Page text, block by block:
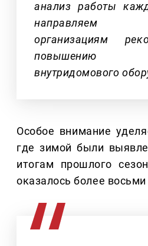
анализ работы
направляем
организациям
повышению
внутридомового
Особое внимание
где зимой были
итогам прошлого
оказалось более